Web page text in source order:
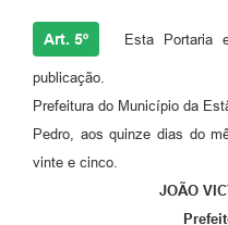
Art. 5º Esta Portaria
publicação.
Prefeitura do Município da
Pedro, aos quinze dias do
vinte e cinco.
JOÃO